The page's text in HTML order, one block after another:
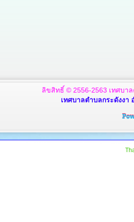
ลิขสิทธิ์ © 2556-2563 เทศบา
เทศบาลตำบลกระดังงา